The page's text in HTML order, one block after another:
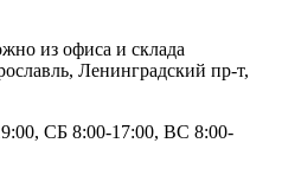
из офиса и склада
Ленинградский пр-т,
СБ 8:00-17:00, ВС 8:00-